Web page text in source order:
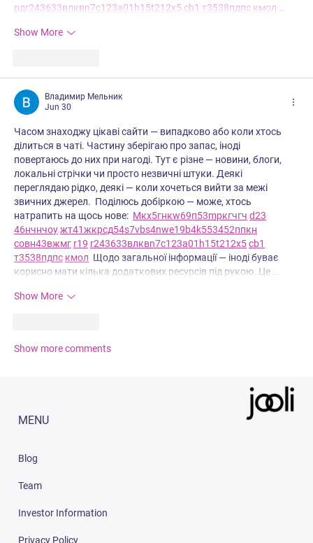
рдr243633влквn7c123a01 h15t21 2x5 cb1 т3538пдпс кмол
Show More
Владимир Мельник
Jun 30
Часом знаходжу цікаві сайти — випадково або коли хтось
ділиться в чаті. Частину зберігаю про запас, іноді
повертаюсь до них при нагоді. Тут є різне — новини, блоги,
локальні стрічки чи просто незвичні штуки. Деякі
переглядаю рідко, деякі — коли хочеться вийти за межі
звичних джерел.  Поділюсь добіркою — може, хтось
натрапить на щось нове: Мкх5гнкw69п53mpкгчгч d23
46нчнчоужт41жкрсд54s7vbs4nwe19b4k553452ппкн
совн43вжмг r19 r243633влквn7c123a01 h15t212x5cb1
т3538пдпс кмол
  Щодо загальної інформації — іноді буває
корисно мати кілька додаткових ресурсів під рукою. Це …
Show More
Show more comments
Blog
Team
Investor Information
Privacy Policy
MENU